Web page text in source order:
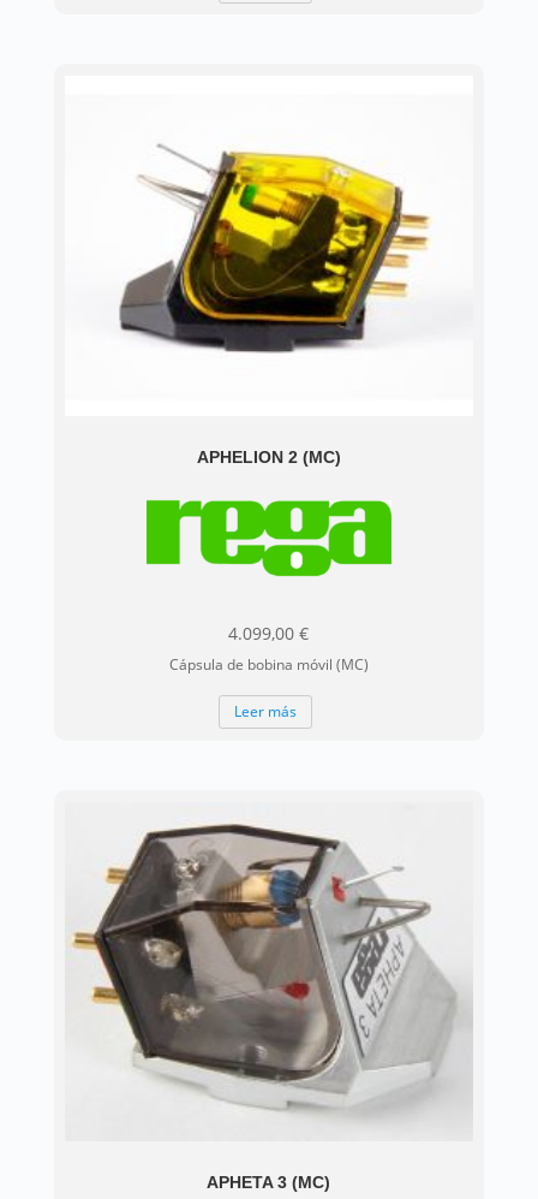
APHELION 2 (MC)
4.099,00€
Cápsula de bobina móvil (MC)
Leer más
APHETA 3 (MC)